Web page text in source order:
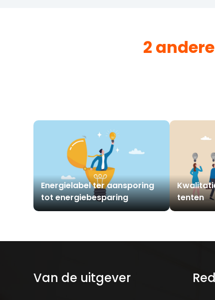
2
Energielabel ter aansporing
tot energiebesparing
tenten
Van de uitgever